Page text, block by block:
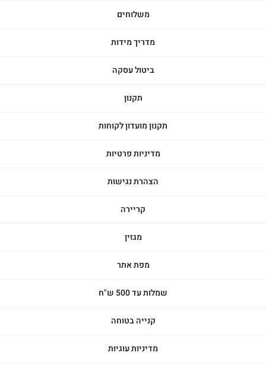
משלוחים
מדריך מידות
ביטול עסקה
תקנון
תקנון מועדון לקוחות
מדיניות פרטיות
הצהרת נגישות
קריירה
מגזין
מפת אתר
שמלות עד 500 ש"ח
קנייה בטוחה
מדיניות עוגיות